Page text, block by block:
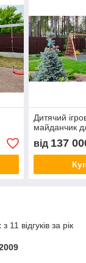
Дитячий
майданчик
від 137
11 відгуків за рік